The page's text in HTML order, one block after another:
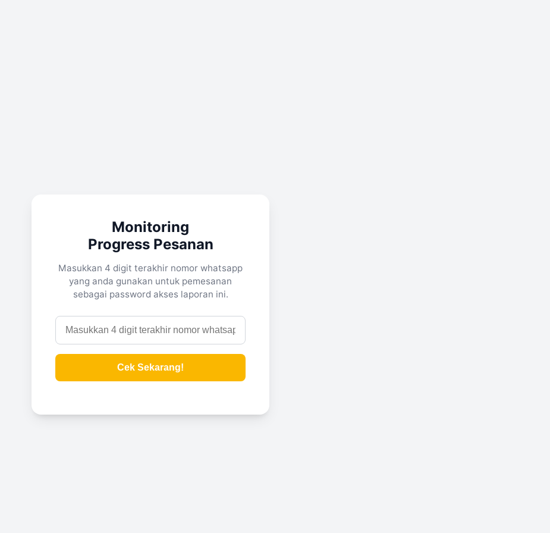
Monitoring
Progress Pesanan
Masukkan 4 digit terakhir nomor whatsapp
yang anda gunakan untuk pemesanan
sebagai password akses laporan ini.
Cek Sekarang!